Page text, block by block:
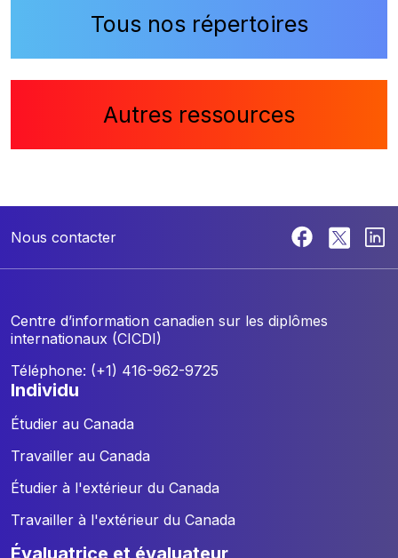
Tous nos répertoires
Autres ressources
Nous contacter
Centre d’information canadien sur les diplômes
internationaux (CICDI)
Téléphone: (+1) 416-962-9725
individu
Étudier au Canada
Travailler au Canada
Étudier à l'extérieur du Canada
Travailler à l'extérieur du Canada
évaluatrice et évaluateur